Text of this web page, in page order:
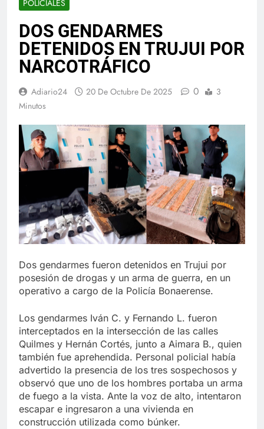
POLICIALES
DOS GENDARMES
DETENIDOS EN TRUJUI POR
NARCOTRÁFICO
Adiario24 20 De Octubre De 2025 0
3
Minutos
Dos gendarmes fueron detenidos en Trujui por
posesión de drogas y un arma de guerra, en un
operativo a cargo de la Policía Bonaerense.
Los gendarmes Iván C. y Fernando L. fueron
interceptados en la intersección de las calles
Quilmes y Hernán Cortés, junto a Aimara B., quien
también fue aprehendida. Personal policial había
advertido la presencia de los tres sospechosos y
observó que uno de los hombres portaba un arma
de fuego a la vista. Ante la voz de alto, intentaron
escapar e ingresaron a una vivienda en
construcción utilizada como búnker.